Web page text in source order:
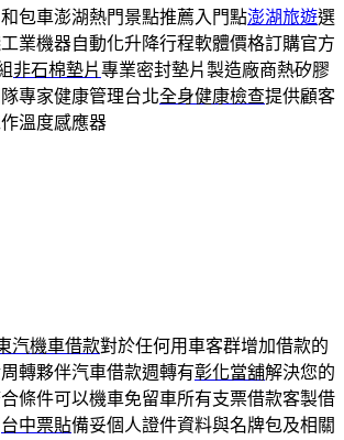
包車澎湖熱門景點推薦入門點澎湖旅遊選
業機器自動化升降行程軟體價格訂購官方
非石棉墊片專業密封墊片製造廠商熱矽膠
專家健康管理台北全身健康檢查提供顧客
溫度感應器
汽機車借款對於任何用車客群增加借款的
轉夥伴汽車借款週轉有彰化當舖解決您的
條件可以機車免留車所有支票借款客製借
台中票貼備妥個人證件資料與名牌包及相關